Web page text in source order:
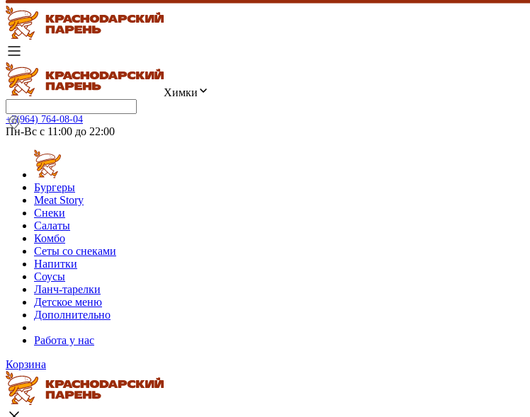
Химки
+7(964) 764-08-04
Пн-Вс с 11:00 до 22:00
Бургеры
Meat Story
Снеки
Салаты
Комбо
Сеты со снеками
Напитки
Соусы
Ланч-тарелки
Детское меню
Дополнительно
Работа у нас
Корзина